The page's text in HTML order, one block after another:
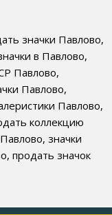
значки Павлово,
в Павлово,
Павлово,
Павлово,
Павлово,
коллекцию
значки
продать значок